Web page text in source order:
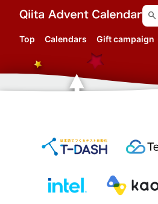
search
Top Calendars Gift campaign